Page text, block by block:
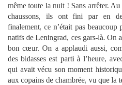
même toute la nuit ! Sans arrêter.
chaussons, ils ont fini par en
finalement, ce n’était pas beaucoup
natifs de Leningrad, ces gars-là. On
bon cœur. On a applaudi aussi,
des bidasses est parti à l’heure,
qui avait vécu son moment
aux copains de chambrée, vu que la